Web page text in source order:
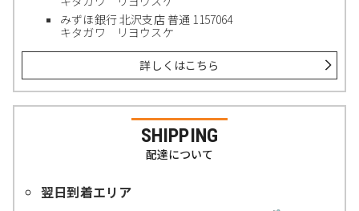
みずほ銀行 北沢支店 普通 1157064
キタガワ リヨウスケ
詳しくはこちら
SHIPPING
配達について
翌日到着エリア